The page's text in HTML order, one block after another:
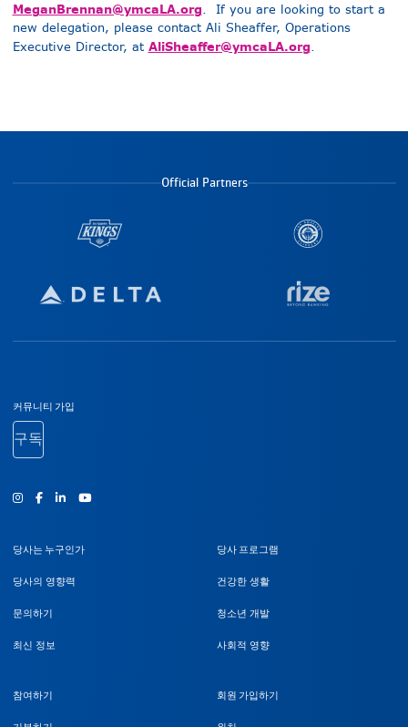
MeganBrennan@ymcaLA.org. If you are looking to start a
new delegation, please contact Ali Sheaffer, Operations
Executive Director, at AliSheaffer@ymcaLA.org.
Official Partners
바닥글 탐색
커뮤니티 가입
구독
인스타그램
Facebook유튜브
당사는 누구인가
당사의 영향력
문의하기
최신 정보
당사 프로그램
건강한 생활
청소년 개발
사회적 영향
참여하기 회원 가입하기